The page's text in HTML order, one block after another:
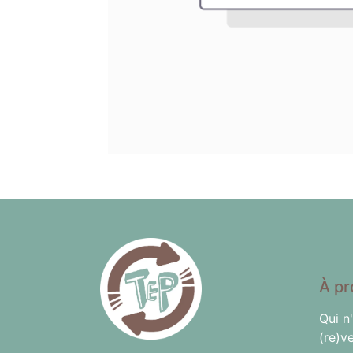
À
Qui